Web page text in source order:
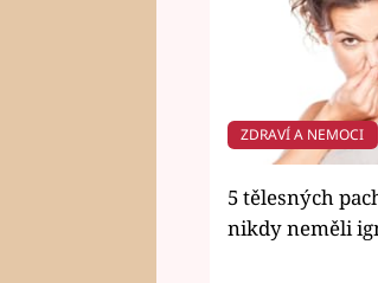
ZDRAVÍ A NEMOCI
5 tělesných
nikdy neměli